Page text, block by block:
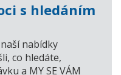
s hledáním
nabídky
co hledáte,
a MY SE VÁM